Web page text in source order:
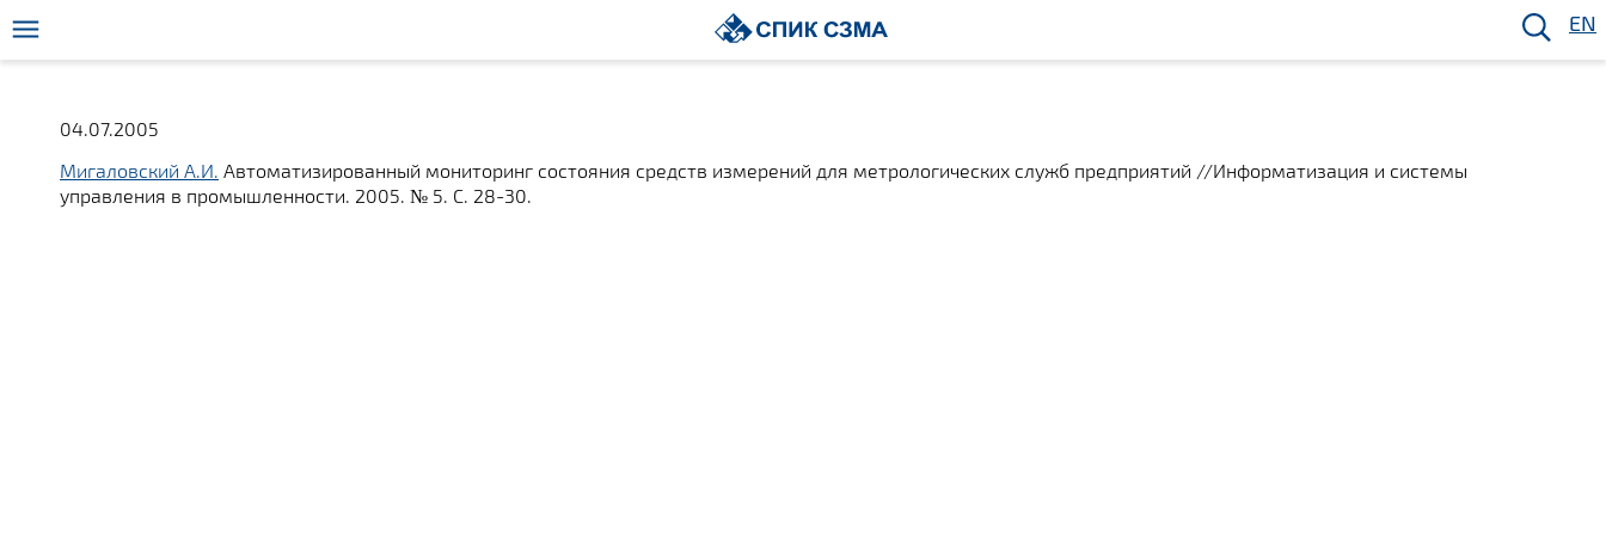
EN
04.07.2005
Мигаловский А.И. Автоматизированный мониторинг состояния средств измерений для метрологических служб предприятий //Информатизация и системы
управления в промышленности. 2005. № 5. С. 28-30.